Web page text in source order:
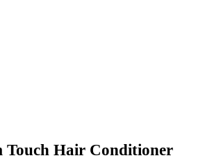
Touch Hair Conditioner